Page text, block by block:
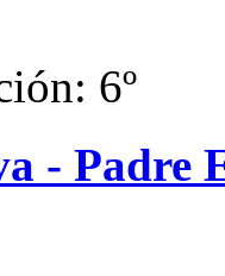
6º
- Padre